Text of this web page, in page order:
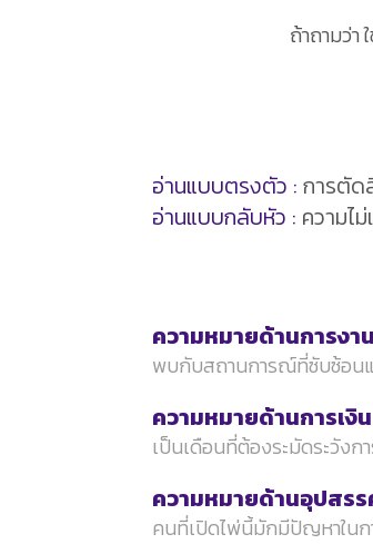
ถ้าถามว่า
อ่านแบบตรงตัว : การตัด
อ่านแบบกลับหัว : ความไ
ความหมายด้านการงา
พบกับสถานการณ์ที่ซับซ้อนแ
ความหมายด้านการเงิ
เป็นเดือนที่ต้องระมัดระวังก
ความหมายด้านอุปสรร
คนที่เปิดไพ่นี้มักมีปัญหาใน